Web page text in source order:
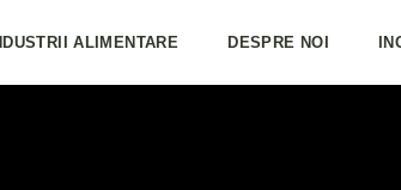
ALIMENTARE DESPRE NOI